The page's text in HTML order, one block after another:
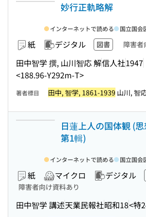
妙行正軌略解
紙 デジタル 図書 障害者
田中智学 撰, 山川智応 解信人社1947
<188.96-Y292m-T>
インターネットで読める 国立国会
著者標目 田中, 智学, 1861-1939 山川, 智
日蓮上人の国体観 (
第1輯)
紙 マイクロ デジタル
障害者向け資料あり
田中智学 講述天業民報社昭和18<特
インターネットで読める 国立国会